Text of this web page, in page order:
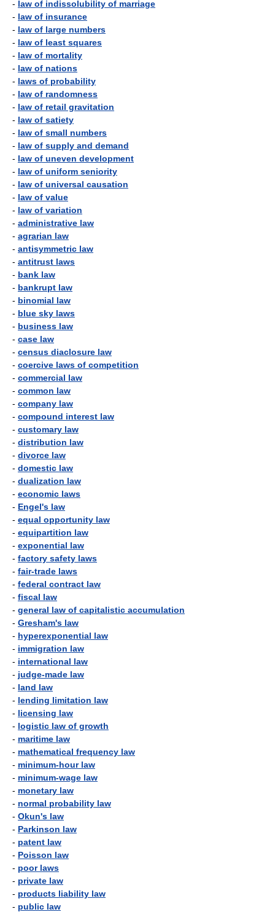
- law of indissolubility of marriage
- law of insurance
- law of large numbers
- law of least squares
- law of mortality
- law of nations
- laws of probability
- law of randomness
- law of retail gravitation
- law of satiety
- law of small numbers
- law of supply and demand
- law of uneven development
- law of uniform seniority
- law of universal causation
- law of value
- law of variation
- administrative law
- agrarian law
- antisymmetric law
- antitrust laws
- bank law
- bankrupt law
- binomial law
- blue sky laws
- business law
- case law
- census diaclosure law
- coercive laws of competition
- commercial law
- common law
- company law
- compound interest law
- customary law
- distribution law
- divorce law
- domestic law
- dualization law
- economic laws
- Engel's law
- equal opportunity law
- equipartition law
- exponential law
- factory safety laws
- fair-trade laws
- federal contract law
- fiscal law
- general law of capitalistic accumulation
- Gresham's law
- hyperexponential law
- immigration law
- international law
- judge-made law
- land law
- lending limitation law
- licensing law
- logistic law of growth
- maritime law
- mathematical frequency law
- minimum-hour law
- minimum-wage law
- monetary law
- normal probability law
- Okun's law
- Parkinson law
- patent law
- Poisson law
- poor laws
- private law
- products liability law
- public law